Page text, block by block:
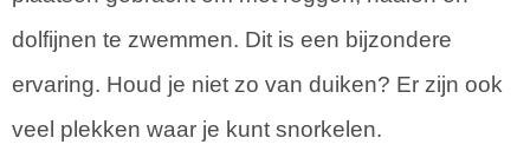
dolfijnen te zwemmen. Dit is een bijzondere
ervaring. Houd je niet zo van duiken? Er zijn ook
veel plekken waar je kunt snorkelen.